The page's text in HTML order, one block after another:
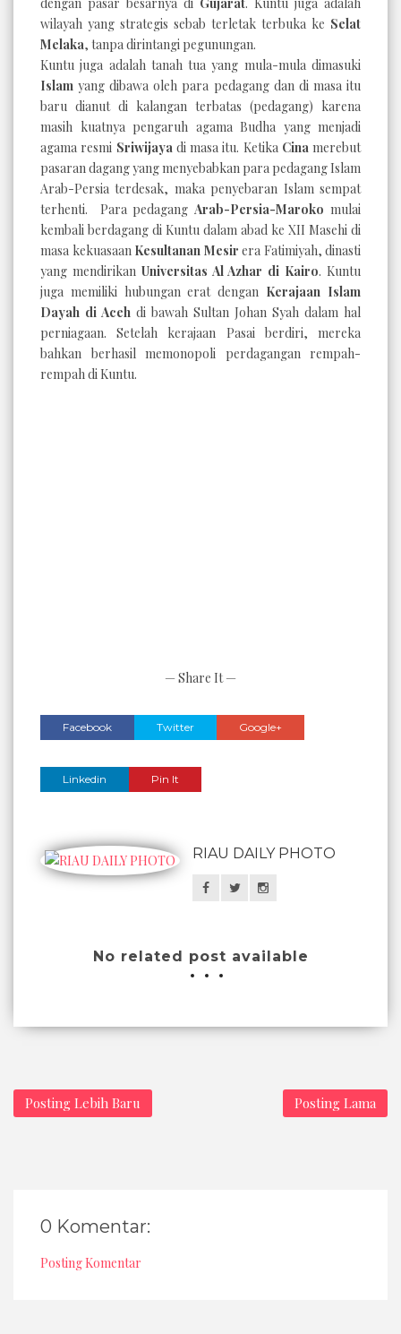
wilayah yang strategis sebab terletak terbuka ke Selat
Melaka, tanpa dirintangi pegunungan.
Kuntu juga adalah tanah tua yang mula-mula dimasuki
Islam yang dibawa oleh para pedagang dan di masa itu
baru dianut di kalangan terbatas (pedagang) karena
masih kuatnya pengaruh agama Budha yang menjadi
agama resmi Sriwijaya di masa itu. Ketika Cinamerebut
pasaran dagang yang menyebabkan para pedagang Islam
Arab-Persia terdesak, maka penyebaran Islam sempat
terhenti. Para pedagangArab-Persia-Marokomulai
kembali berdagang di Kuntu dalam abad ke XII Masehi di
masa kekuasaan Kesultanan Mesir era Fatimiyah, dinasti
yang mendirikan Universitas Al Azhar di Kairo. Kuntu
juga memiliki hubungan erat dengan Kerajaan Islam
Dayah di Aceh di bawah Sultan Johan Syah dalam hal
perniagaan. Setelah kerajaan Pasai berdiri, mereka
bahkan berhasil memonopoli perdagangan rempah-
rempah di Kuntu.
— Share It —
Facebook Twitter Google+
Linkedin Pin It
RIAU DAILY PHOTO
No related post available
Posting Lebih Baru Posting Lama
0 Komentar:
Posting Komentar